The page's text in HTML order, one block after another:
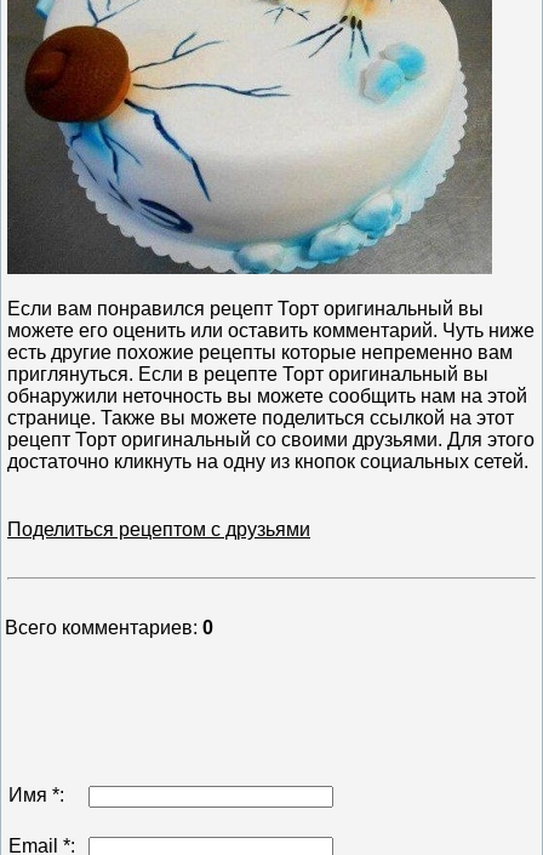
Если вам понравился рецепт Торт оригинальный вы
можете его оценить или оставить комментарий. Чуть ниже
есть другие похожие рецепты которые непременно вам
приглянуться. Если в рецепте Торт оригинальный вы
обнаружили неточность вы можете сообщить нам на этой
странице. Также вы можете поделиться ссылкой на этот
рецепт Торт оригинальный со своими друзьями. Для этого
достаточно кликнуть на одну из кнопок социальных сетей.
Поделиться рецептом с друзьями
Всего комментариев: 0
Имя *:
Email *: